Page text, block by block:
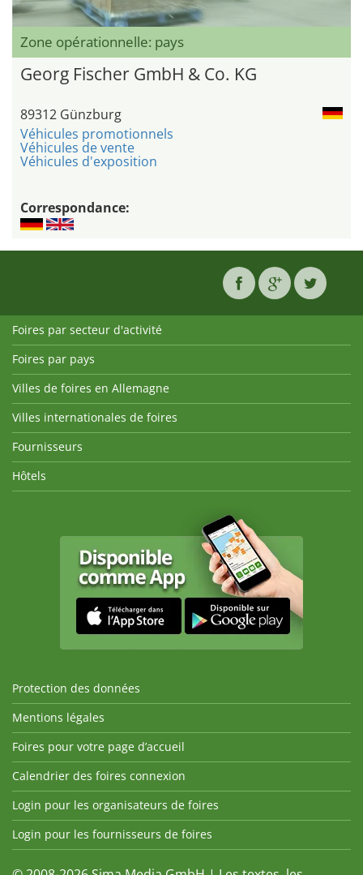
Zone opérationnelle: pays
Georg Fischer GmbH & Co. KG
89312 Günzburg
Véhicules promotionnels
Véhicules de vente
Véhicules d'exposition
Correspondance:
Foires par secteur d'activité
Foires par pays
Villes de foires en Allemagne
Villes internationales de foires
Fournisseurs
Hôtels
Protection des données
Mentions légales
Foires pour votre page d’accueil
Calendrier des foires connexion
Login pour les organisateurs de foires
Login pour les fournisseurs de foires